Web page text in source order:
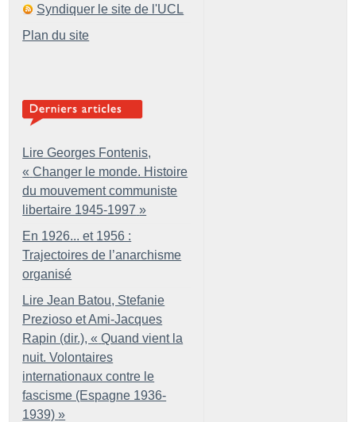
Syndiquer le site de l'UCL
Plan du site
Lire Georges Fontenis,
« Changer le monde. Histoire
du mouvement communiste
libertaire 1945-1997 »
En 1926... et 1956 :
Trajectoires de l’anarchisme
organisé
Lire Jean Batou, Stefanie
Prezioso et Ami-Jacques
Rapin (dir.), « Quand vient la
nuit. Volontaires
internationaux contre le
fascisme (Espagne 1936-
1939) »